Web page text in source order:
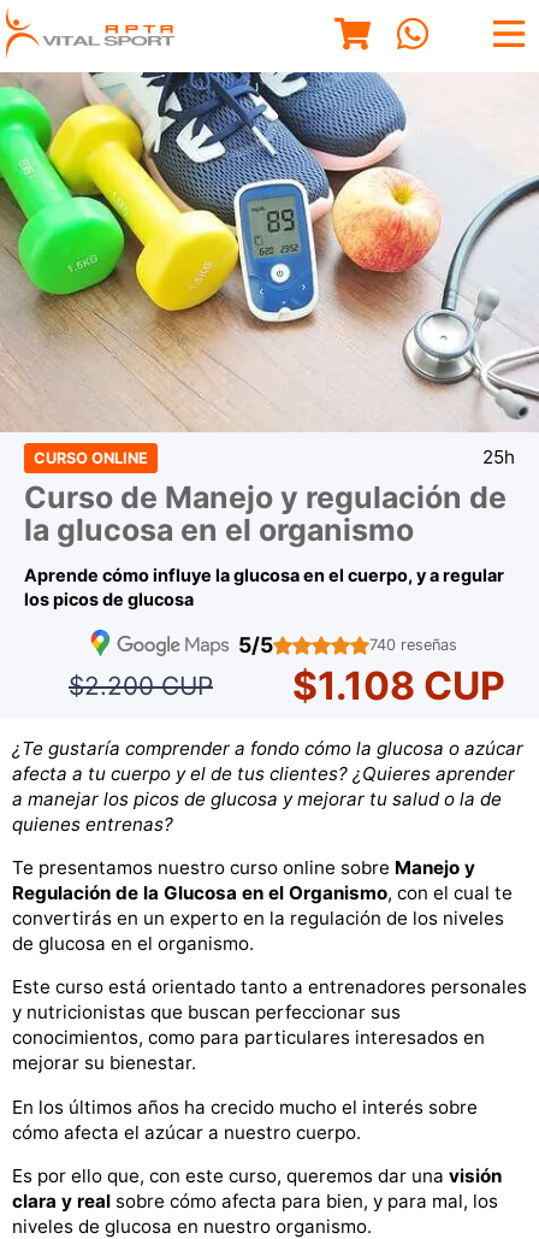
CURSO ONLINE 25h
Curso de Manejo y regulación de
la glucosa en el organismo
Aprende cómo influye la glucosa en el cuerpo, y a regular
los picos de glucosa
5/5 740 reseñas
$2.200 CUP $1.108 CUP
¿Te gustaría comprender a fondo cómo la glucosa o azúcar
afecta a tu cuerpo y el de tus clientes? ¿Quieres aprender
a manejar los picos de glucosa y mejorar tu salud o la de
quienes entrenas?
Te presentamos nuestro curso online sobre Manejo y
Regulación de la Glucosa en el Organismo, con el cual te
convertirás en un experto en la regulación de los niveles
de glucosa en el organismo.
Este curso está orientado tanto a entrenadores personales
y nutricionistas que buscan perfeccionar sus
conocimientos, como para particulares interesados en
mejorar su bienestar.
En los últimos años ha crecido mucho el interés sobre
cómo afecta el azúcar a nuestro cuerpo.
Es por ello que, con este curso, queremos dar una visión
clara y real sobre cómo afecta para bien, y para mal, los
niveles de glucosa en nuestro organismo.